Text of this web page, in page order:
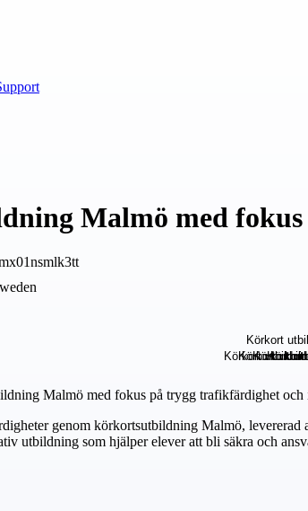
Malmö med
Malmö med fokus på trygg trafikfärdighet och
genom körkortsutbildning Malmö,
utbildning som hjälper elever att bli säkra och